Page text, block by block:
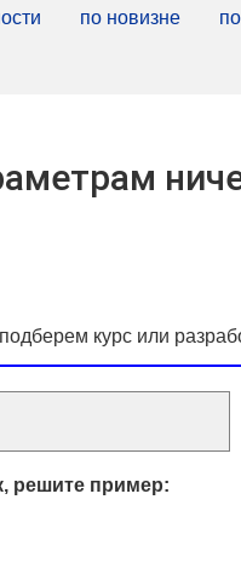
по новизне
курс или
решите пример: